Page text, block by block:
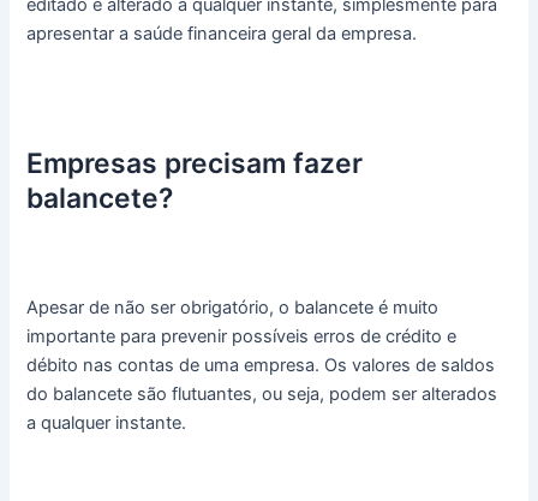
editado e alterado a qualquer instante, simplesmente para
apresentar a saúde financeira geral da empresa.
Empresas precisam fazer
balancete?
Apesar de não ser obrigatório, o balancete é muito
importante para prevenir possíveis erros de crédito e
débito nas contas de uma empresa. Os valores de saldos
do balancete são flutuantes, ou seja, podem ser alterados
a qualquer instante.